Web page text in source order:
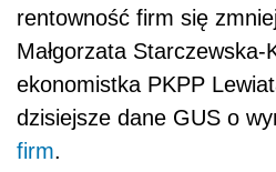
rentowność firm się
Małgorzata Starczewska-
ekonomistka PKPP
dzisiejsze dane GUS o
firm.